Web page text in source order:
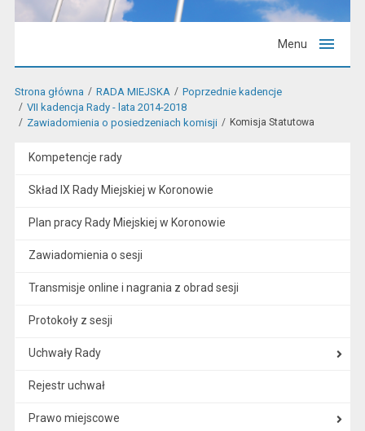
Menu
Strona główna RADA MIEJSKA
Poprzednie kadencje
VII kadencja Rady - lata 2014-2018
Zawiadomienia o posiedzeniach komisji
Komisja Statutowa
Kompetencje rady
Skład IX Rady Miejskiej w Koronowie
Plan pracy Rady Miejskiej w Koronowie
Zawiadomienia o sesji
Transmisje online i nagrania z obrad sesji
Protokoły z sesji
Uchwały Rady
Rejestr uchwał
Prawo miejscowe